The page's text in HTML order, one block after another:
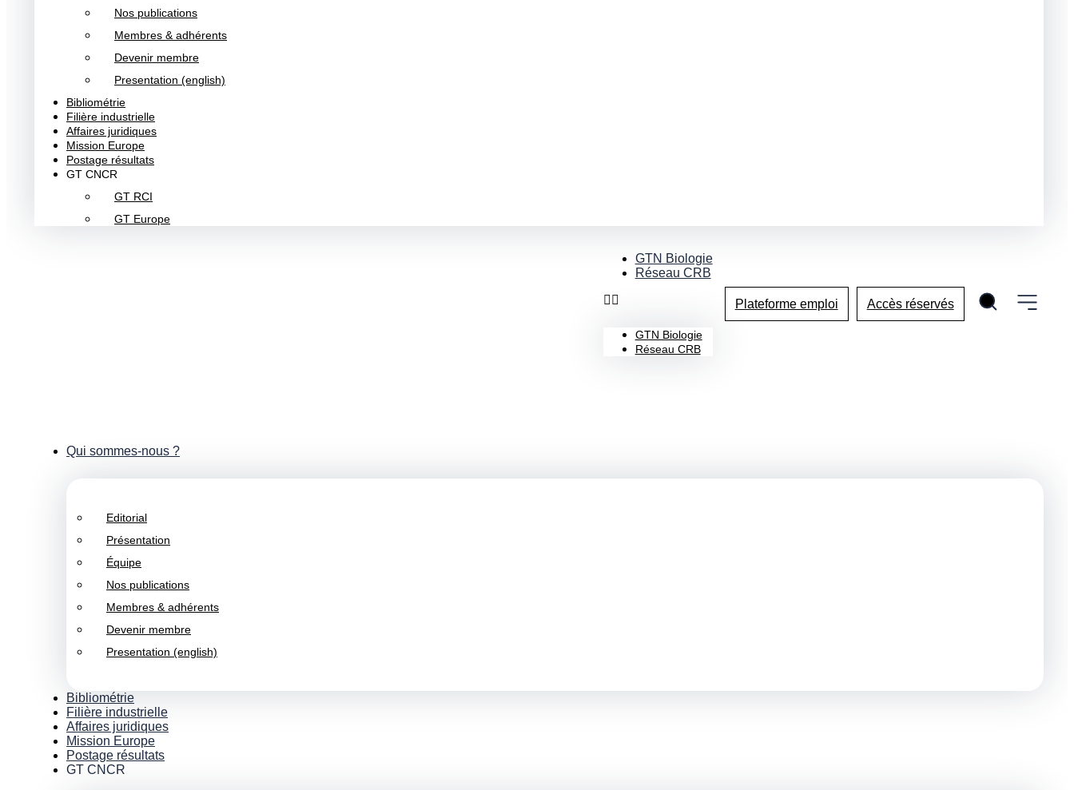
Nos publications
Membres & adhérents
Devenir membre
Presentation (english)
Bibliométrie
Filière industrielle
Affaires juridiques
Mission Europe
Postage résultats
GT CNCR
GT RCI
GT Europe
GTN Biologie
Réseau CRB
GTN Biologie
Réseau CRB
Plateforme emploi Accès réservés
Qui sommes-nous ?
Editorial
Présentation
Équipe
Nos publications
Membres & adhérents
Devenir membre
Presentation (english)
Bibliométrie
Filière industrielle
Affaires juridiques
Mission Europe
Postage résultats
GT CNCR